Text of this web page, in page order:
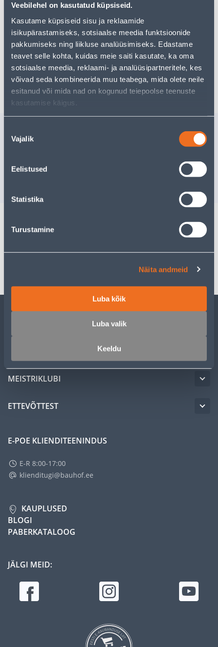
Veebilehel on kasutatud küpsiseid.
Kasutame küpsiseid sisu ja reklaamide
isikupärastamiseks, sotsiaalse meedia funktsioonide
pakkumiseks ning liikluse analüüsimiseks. Edastame
teavet selle kohta, kuidas meie saiti kasutate, ka oma
sotsiaalse meedia, reklaami- ja analüüsipartneritele, kes
võivad seda kombineerida muu teabega, mida olete neile
esitanud või mida nad on kogunud teiepoolse teenuste
kasutamise käigus.
valik
Vajalik
Eelistused
Statistika
Turustamine
Näita andmeid
Luba kõik
Luba valik
Keeldu
Teie ostlemisrõõm ei pea aga siin lõppema - oma
uurimistööd saate jätkata, naastesavalehele
kasutades meie võimsat otsingufunktsiooni, et leida
veelgi meelepärasemad valikuid. Head ostlemist!
Tarne pole võimalik
kehtib kuni
3.06 €
Spetsifikatsioon
MEISTRIKLUBI
ETTEVÕTTEST
E-POE KLIENDITEENINDUS
E-R 8:00-17:00
klienditugi@bauhof.ee
KAUPLUSED
BLOGI
PABERKATALOOG
JÄLGI MEID: